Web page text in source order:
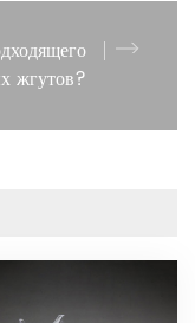
жгутов?